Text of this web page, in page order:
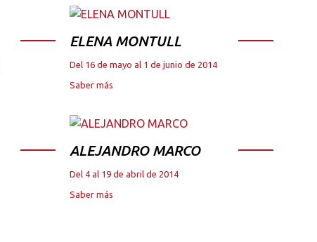
ELENA MONTULL
Del 16 de mayo al 1 de junio de 2014
Saber más
ALEJANDRO MARCO
Del 4 al 19 de abril de 2014
Saber más